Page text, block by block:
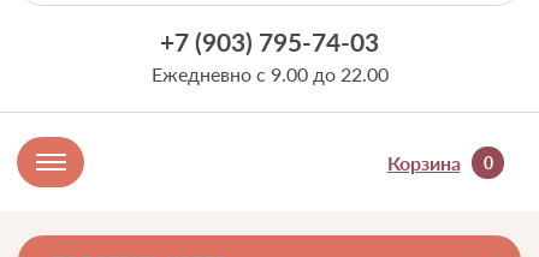
+7 (903) 795-74-03
Ежедневно с 9.00 до 22.00
Корзина 0